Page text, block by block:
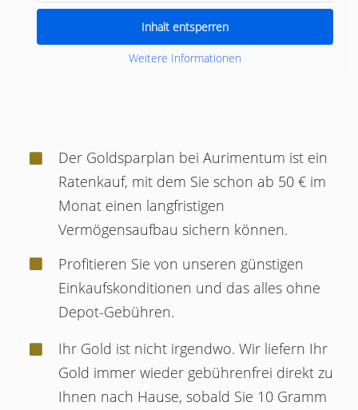
Inhalt entsperren
Weitere Informationen
Der Goldsparplan bei Aurimentum ist ein
Ratenkauf, mit dem Sie schon ab 50 € im
Monat einen langfristigen
Vermögensaufbau sichern können.
Profitieren Sie von unseren günstigen
Einkaufskonditionen und das alles ohne
Depot-Gebühren.
Ihr Gold ist nicht irgendwo. Wir liefern Ihr
Gold immer wieder gebührenfrei direkt zu
Ihnen nach Hause, sobald Sie 10 Gramm